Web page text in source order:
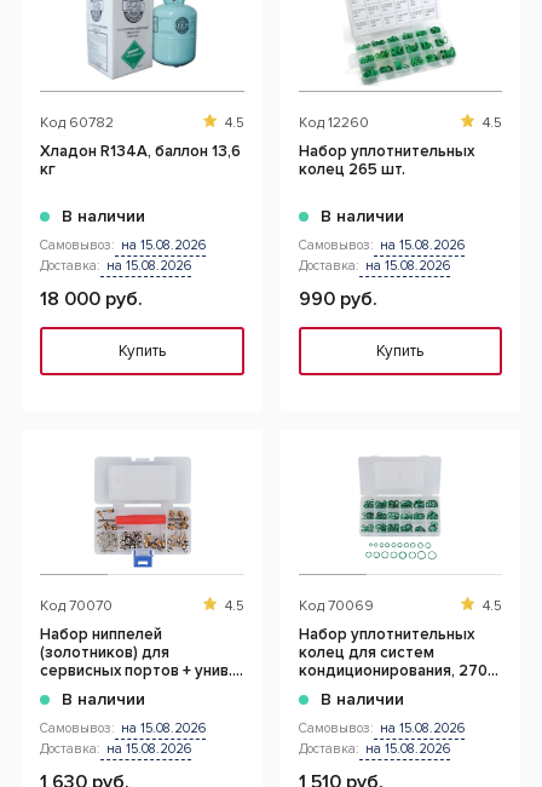
Код 60782 4.5
Хладон R134A, баллон 13,6
кг
В наличии
Самовывоз: на 15.08.2026
Доставка: на 15.08.2026
18 000 руб.
Купить
Код 12260 4.5
Набор уплотнительных
колец 265 шт.
В наличии
Самовывоз: на 15.08.2026
Доставка: на 15.08.2026
990 руб.
Купить
Код 70070 4.5
Набор ниппелей
(золотников) для
сервисных портов + унив.
В наличии
Самовывоз: на 15.08.2026
Доставка: на 15.08.2026
1 630 руб.
Код 70069 4.5
Набор уплотнительных
колец для систем
кондиционирования, 270
В наличии
Самовывоз: на 15.08.2026
Доставка: на 15.08.2026
1 510 руб.